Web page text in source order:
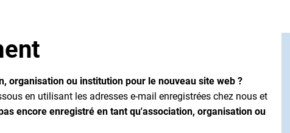
organisation ou institution pour le nouveau site web ?
en utilisant les adresses e-mail enregistrées chez nous et
encore enregistré en tant qu'association, organisation ou